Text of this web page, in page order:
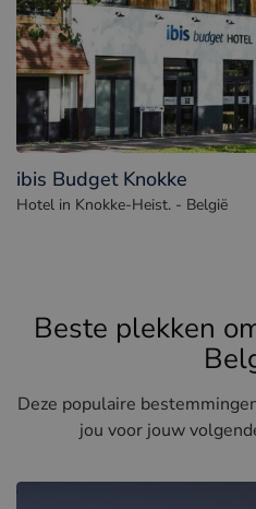
ibis Budget Knokke
Hotel in Knokke-Heist. - België
Beste plekken
Deze populaire
jou voor jouw